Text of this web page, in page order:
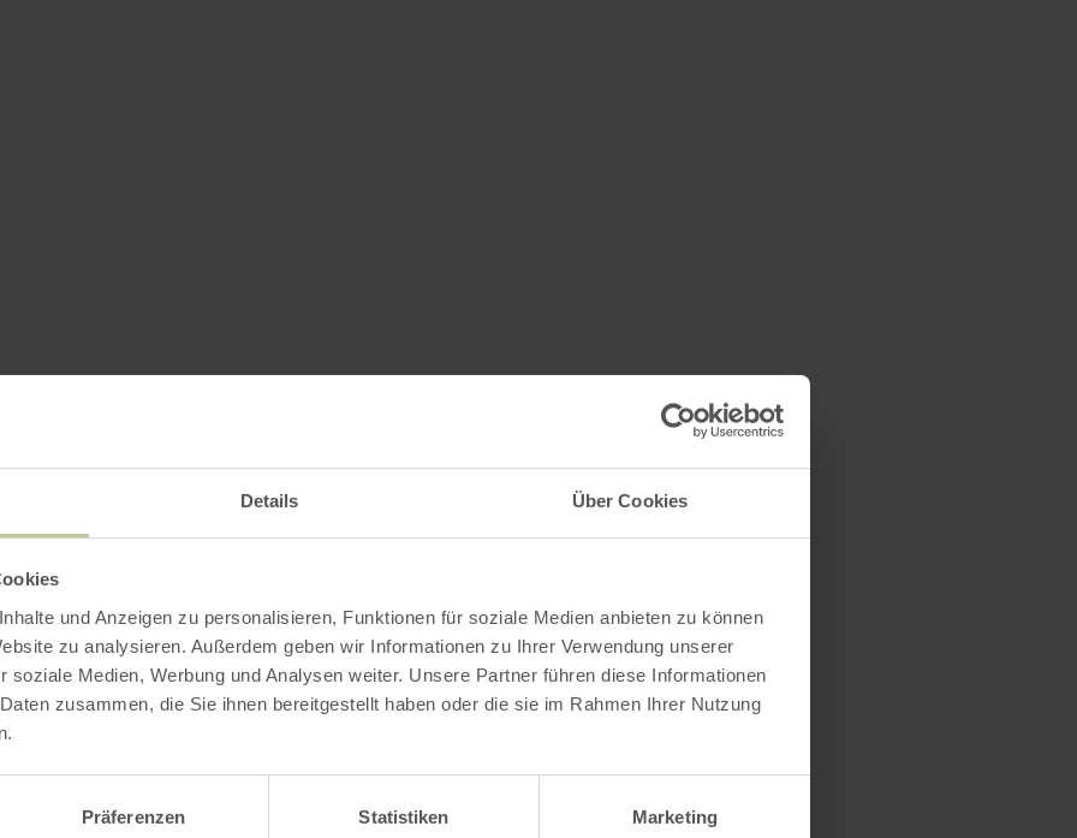
Details Über Cookies
und Anzeigen zu personalisieren, Funktionen für soziale Medien anbieten zu können
zu analysieren. Außerdem geben wir Informationen zu Ihrer Verwendung unserer
soziale Medien, Werbung und Analysen weiter. Unsere Partner führen diese Informationen
zusammen, die Sie ihnen bereitgestellt haben oder die sie im Rahmen Ihrer Nutzung
Präferenzen Statistiken Marketing